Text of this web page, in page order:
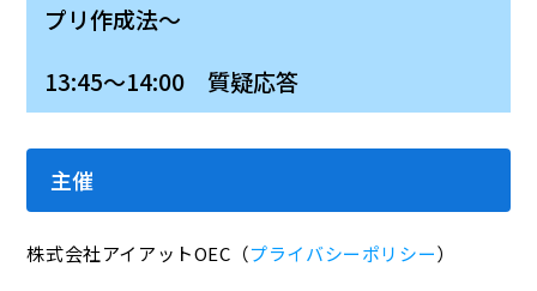
プリ作成法〜
13:45～14:00 質疑応答
主催
株式会社アイアットOEC（プライバシーポリシー）